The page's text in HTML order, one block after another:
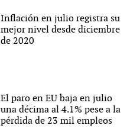
Inflación en julio registra su
mejor nivel desde diciembre
de 2020
El paro en EU baja en julio
una décima al 4.1% pese a la
pérdida de 23 mil empleos